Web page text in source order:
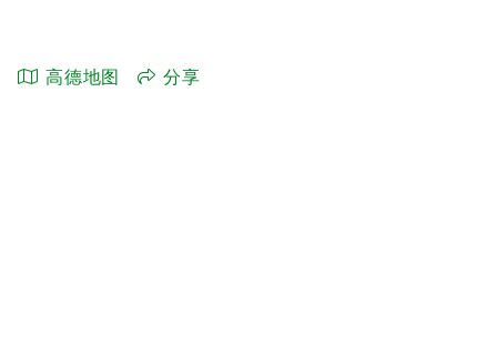
高德地图 分享